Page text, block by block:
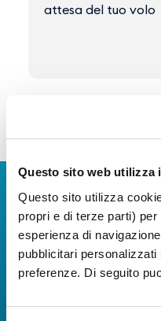
Questo sito web utilizza
Questo sito utilizza
propri e di terze parti)
esperienza di
pubblicitari personalizzati
preferenze. Di seguito
attesa del tuo volo
La Guida dei Servizi
Informazioni in tempo
all'Aeroporto di